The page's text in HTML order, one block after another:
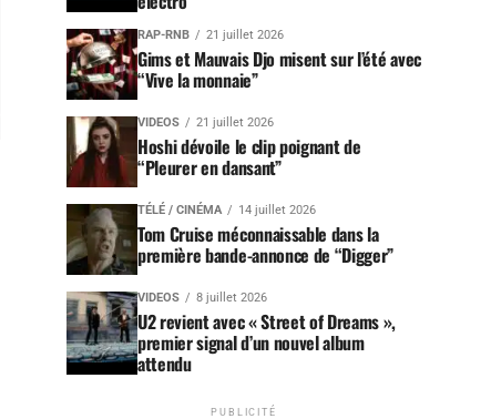
RAP-RNB 21 juillet 2026
Gims et Mauvais Djo misent sur l’été avec
“Vive la monnaie”
VIDEOS 21 juillet 2026
Hoshi dévoile le clip poignant de
“Pleurer en dansant”
TÉLÉ / CINÉMA 14 juillet 2026
Tom Cruise méconnaissable dans la
première bande-annonce de “Digger”
VIDEOS 8 juillet 2026
U2 revient avec « Street of Dreams »,
premier signal d’un nouvel album
attendu
PUBLICITÉ